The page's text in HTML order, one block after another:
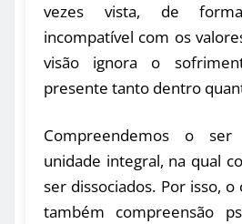
vezes vista, de
incompatível com os
visão ignora o
presente tanto dentro
Compreendemos o
unidade integral, na qual
ser dissociados. Por isso,
também compreensão